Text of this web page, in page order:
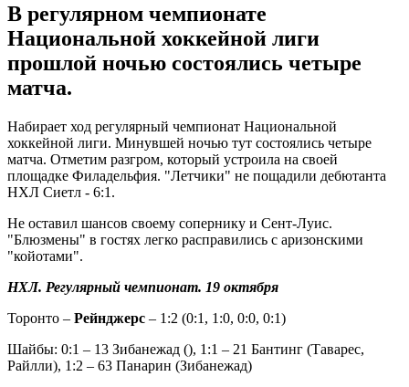
В регулярном чемпионате
Национальной хоккейной лиги
прошлой ночью состоялись четыре
матча.
Набирает ход регулярный чемпионат Национальной
хоккейной лиги. Минувшей ночью тут состоялись четыре
матча. Отметим разгром, который устроила на своей
площадке Филадельфия. "Летчики" не пощадили дебютанта
НХЛ Сиетл - 6:1.
Не оставил шансов своему сопернику и Сент-Луис.
"Блюзмены" в гостях легко расправились с аризонскими
"койотами".
НХЛ. Регулярный чемпионат. 19 октября
Торонто – Рейнджерс – 1:2 (0:1, 1:0, 0:0, 0:1)
Шайбы: 0:1 – 13 Зибанежад (), 1:1 – 21 Бантинг (Таварес,
Райлли), 1:2 – 63 Панарин (Зибанежад)